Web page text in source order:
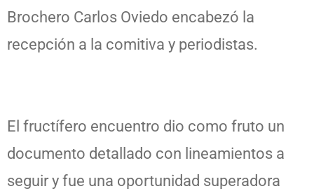
Brochero Carlos Oviedo encabezó la
recepción a la comitiva y periodistas.
El fructífero encuentro dio como fruto un
documento detallado con lineamientos a
seguir y fue una oportunidad superadora